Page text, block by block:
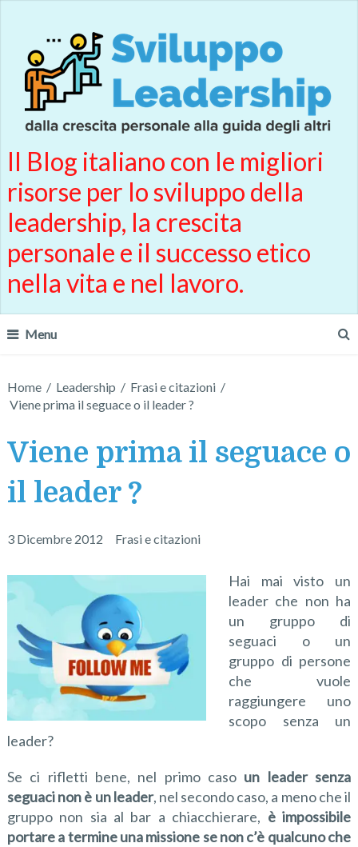
Il Blog italiano con le migliori
risorse per lo sviluppo della
leadership, la crescita
personale e il successo etico
nella vita e nel lavoro.
Menu
Home / Leadership / Frasi e citazioni /
Viene prima il seguace o il leader ?
Viene prima il seguace o
il leader ?
3 Dicembre 2012 Frasi e citazioni
Hai mai visto un
leader che non ha
un gruppo di
seguaci o un
gruppo di persone
che vuole
raggiungere uno
scopo senza un
leader?
Se ci rifletti bene, nel primo caso un leader senza
seguaci non è un leader, nel secondo caso, a meno che il
gruppo non sia al bar a chiacchierare, è impossibile
portare a termine una missione se non c’è qualcuno che